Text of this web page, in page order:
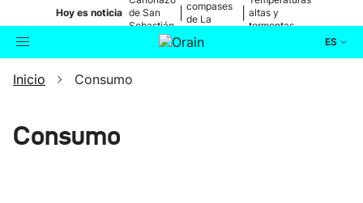
Hoy es noticia de San
Sebastián
compases
de La
altas y
tormentas
ES
Buscador
Inicio Consumo
Consumo